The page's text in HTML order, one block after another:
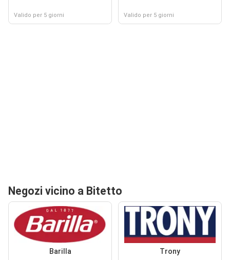
Valido per 5 giorni Valido per 5 giorni
Negozi vicino a Bitetto
Barilla Trony